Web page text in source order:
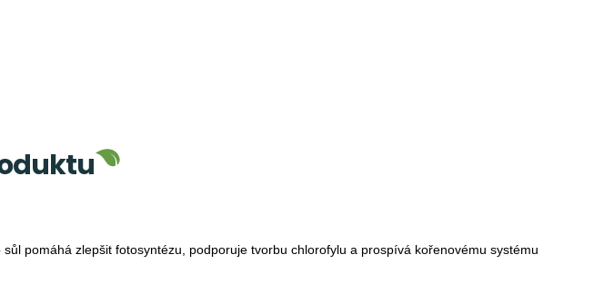
pomáhá zlepšit fotosyntézu, podporuje tvorbu chlorofylu a prospívá kořenovému systému